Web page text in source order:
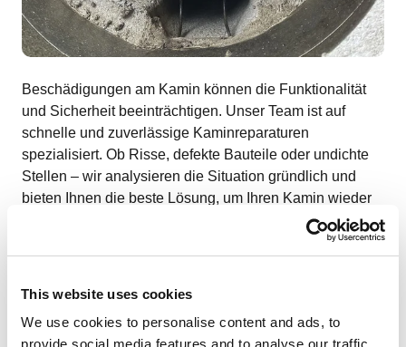
This website uses cookies
We use cookies to personalise content and ads, to
provide social media features and to analyse our traffic.
Beschädigungen am Kamin können die Funktionalität
und Sicherheit beeinträchtigen. Unser Team ist auf
schnelle und zuverlässige Kaminreparaturen
spezialisiert. Ob Risse, defekte Bauteile oder undichte
Stellen – wir analysieren die Situation gründlich und
bieten Ihnen die beste Lösung, um Ihren Kamin wieder
in einen einwandfreien Zustand zu versetzen. Dabei
verwenden wir ausschließlich hochwertige Materialien,